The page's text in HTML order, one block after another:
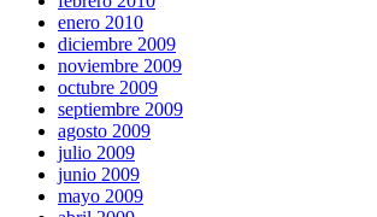
enero 2010
diciembre 2009
noviembre 2009
octubre 2009
septiembre 2009
agosto 2009
julio 2009
junio 2009
mayo 2009